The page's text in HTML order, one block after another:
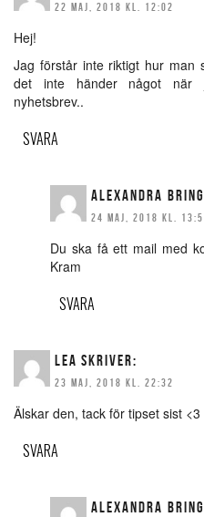
22 MAJ, 2018 KL. 12:02
Hej!
Jag förstår inte riktigt hur man
det inte händer något när
nyhetsbrev..
SVARA
ALEXANDRA BRING
24 MAJ, 2018 KL.
Du ska få ett mail med
Kram
SVARA
LEA SKRIVER:
23 MAJ, 2018 KL. 22:32
Älskar den, tack för tipset sist <3
SVARA
ALEXANDRA BRING